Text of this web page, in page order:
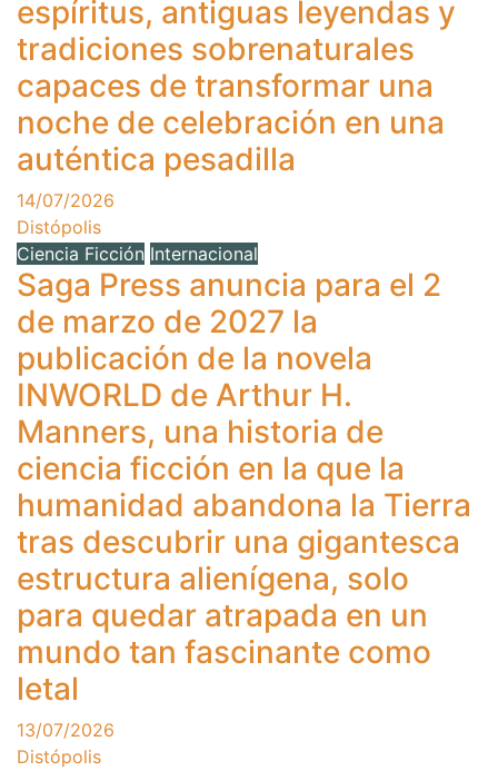
espíritus, antiguas leyendas y
tradiciones sobrenaturales
capaces de transformar una
noche de celebración en una
auténtica pesadilla
14/07/2026
Distópolis
Ciencia Ficción Internacional
Saga Press anuncia para el 2
de marzo de 2027 la
publicación de la novela
INWORLD de Arthur H.
Manners, una historia de
ciencia ficción en la que la
humanidad abandona la Tierra
tras descubrir una gigantesca
estructura alienígena, solo
para quedar atrapada en un
mundo tan fascinante como
letal
13/07/2026
Distópolis